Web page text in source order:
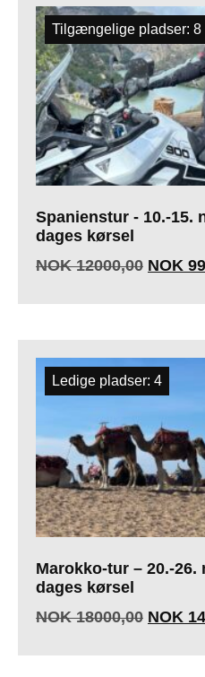
Spanienstur - 10.-15.
dages kørsel
NOK12000,00 NOK
Tilgængelige pladser: 8
Marokko-tur – 20.-26.
dages kørsel
NOK18000,00 NOK
Ledige pladser: 4